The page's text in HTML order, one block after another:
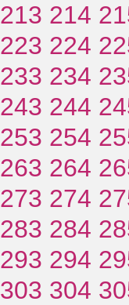
213 214
223 224
233 234
243 244
253 254
263 264
273 274
283 284
293 294
303 304